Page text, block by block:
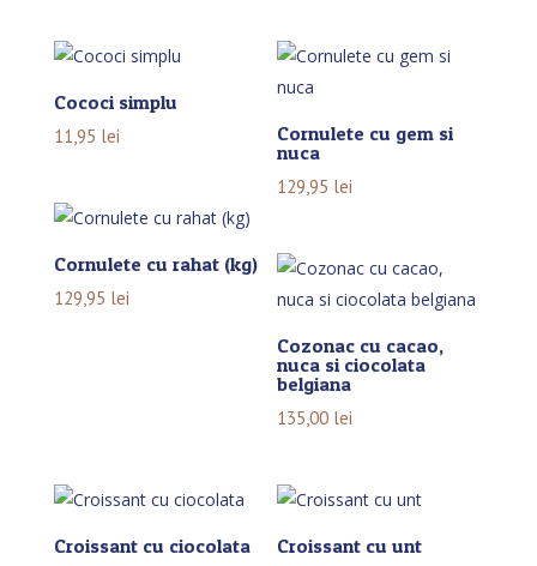
Cococi simplu
11,95 lei
Cornulete cu gem si
nuca
129,95 lei
Cornulete cu rahat (kg)
129,95 lei
Cozonac cu cacao,
nuca si ciocolata
belgiana
135,00 lei
Croissant cu ciocolata Croissant cu unt